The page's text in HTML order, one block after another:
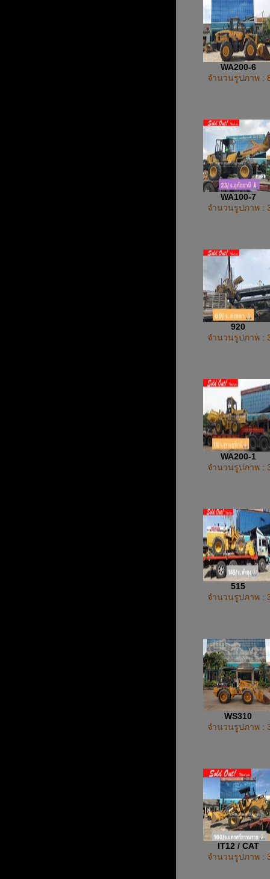
WA200-6
จำนวนรูปภาพ :
WA100-7
จำนวนรูปภาพ :
920
จำนวนรูปภาพ :
WA200-1
จำนวนรูปภาพ :
515
จำนวนรูปภาพ :
WS310
จำนวนรูปภาพ :
IT12 / CAT
จำนวนรูปภาพ :